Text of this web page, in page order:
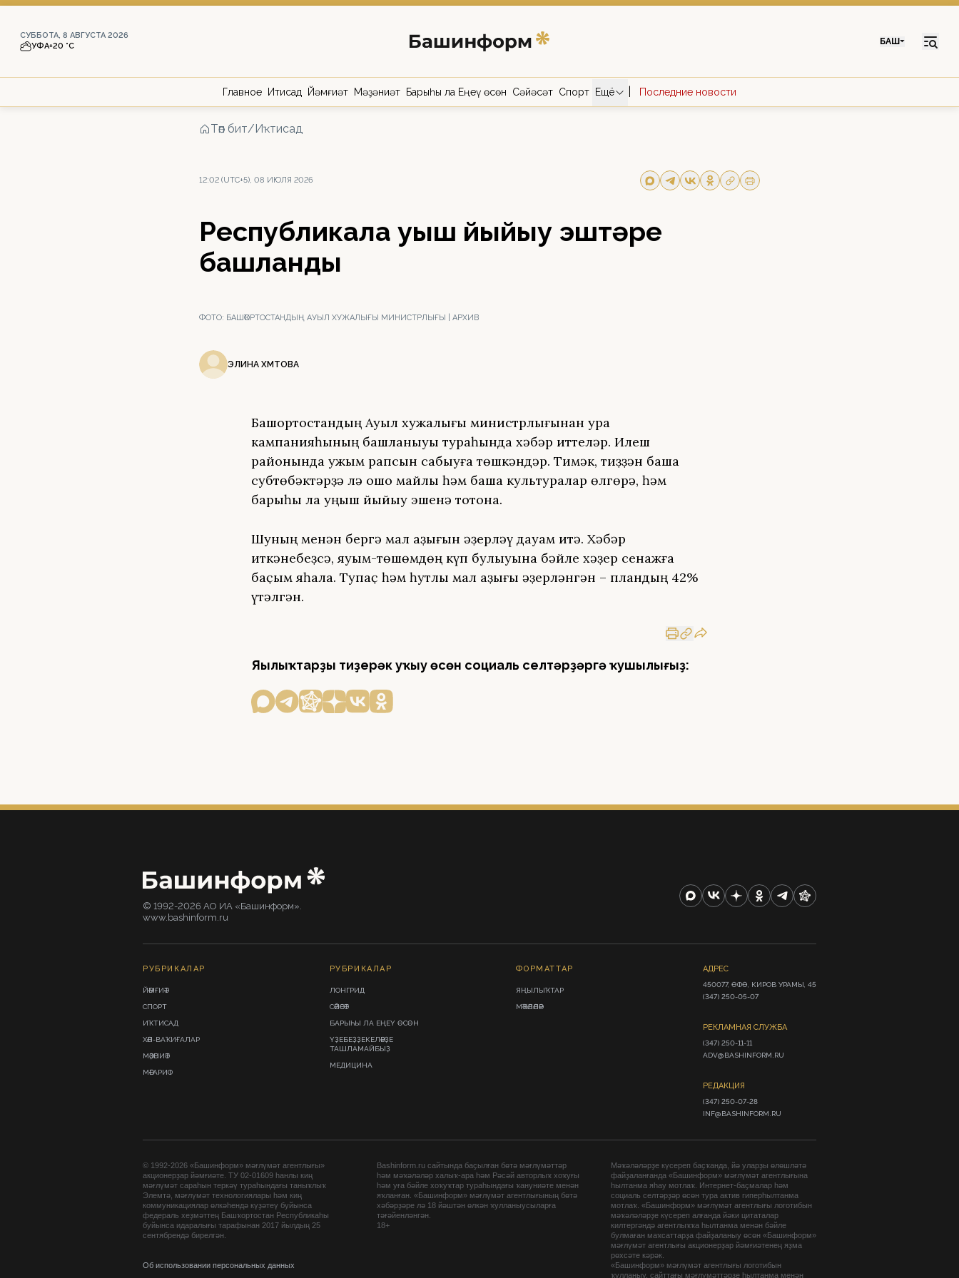
СУББОТА, 8 АВГУСТА 2026
УФА+20 °С БАШ
Главное Иҡтисад Йәмғиәт Мәҙәниәт Барыһы ла Еңеү өсөн Сәйәсәт Спорт Ещё Последние новости
Төп бит/Иҡтисад
12:02 (UTC+5), 08 ИЮЛЯ 2026
Республикала уңыш йыйыу эштәре
башланды
ФОТО: БАШҠОРТОСТАНДЫҢ АУЫЛ ХУЖАЛЫҒЫ МИНИСТРЛЫҒЫ | АРХИВ
ЭЛИНА ӘХМӘТОВА
Башҡортостандың Ауыл хужалығы министрлығынан ураҡ
кампанияһының башланыуы тураһында хәбәр иттеләр. Илеш
районында ужым рапсын сабыуға төшкәндәр. Тимәк, тиҙҙән башҡа
субтөбәктәрҙә лә ошо майлы һәм башҡа культуралар өлгөрә, һәм
барыһы ла уңыш йыйыу эшенә тотона.
Шуның менән бергә мал аҙығын әҙерләү дауам итә. Хәбәр
иткәнебеҙсә, яуым-төшөмдөң күп булыуына бәйле хәҙер сенажға
баҫым яһала. Тупаҫ һәм һутлы мал аҙығы әҙерләнгән – пландың 42%
үтәлгән.
Яңылыҡтарҙы тиҙерәк уҡыу өсөн социаль селтәрҙәргә ҡушылығыҙ:
© 1992-2026 АО ИА «Башинформ».
www.bashinform.ru
РУБРИКАЛАР
ЙӘМҒИӘТ
СПОРТ
ИҠТИСАД
ХӘЛ-ВАҠИҒАЛАР
МӘҘӘНИӘТ
МӘҒАРИФ
РУБРИКАЛАР
ЛОНГРИД
СӘЙӘСӘТ
БАРЫҺЫ ЛА ЕҢЕҮ ӨСӨН
ҮҘЕБЕҘҘЕКЕЛӘРҘЕ
ТАШЛАМАЙБЫҘ
МЕДИЦИНА
ФОРМАТТАР
ЯҢЫЛЫҠТАР
МӘҠӘЛӘЛӘР
АДРЕС
450077, ӨФӨ, КИРОВ УРАМЫ, 45
(347) 250-05-07
РЕКЛАМНАЯ СЛУЖБА
(347) 250-11-11
ADV@BASHINFORM.RU
РЕДАКЦИЯ
(347) 250-07-28
INF@BASHINFORM.RU
© 1992-2026 «Башинформ» мәғлүмәт агентлығы»
акционерҙар йәмғиәте. ТУ 02-01609 һанлы киң
мәғлүмәт сараһын теркәү тураһындағы таныҡлыҡ
Элемтә, мәғлүмәт технологиялары һәм киң
коммуникациялар өлкәһендә күҙәтеү буйынса
федераль хеҙмәттең Башҡортостан Республикаһы
буйынса идаралығы тарафынан 2017 йылдың 25
сентябрендә бирелгән.
Об использовании персональных данных
Bashinform.ru сайтында баҫылған бөтә мәғлүмәттәр
һәм мәҡәләләр халыҡ-ара һәм Рәсәй авторлыҡ хоҡуғы
һәм уға бәйле хоҡуҡтар тураһындағы ҡануниәте менән
яҡланған. «Башинформ» мәғлүмәт агентлығының бөтә
хәбәрҙәре лә 18 йәштән өлкән ҡулланыусыларға
тәғәйенләнгән.
18+
Мәҡәләләрҙе күсереп баҫҡанда, йә уларҙы өлөшләтә
файҙаланғанда «Башинформ» мәғлүмәт агентлығына
һылтанма яһау мотлаҡ. Интернет-баҫмалар һәм
социаль селтәрҙәр өсөн тура актив гиперһылтанма
мотлаҡ. «Башинформ» мәғлүмәт агентлығы логотибын
мәҡәләләрҙе күсереп алғанда йәки цитаталар
килтергәндә агентлыҡҡа һылтанма менән бәйле
булмаған маҡсаттарҙа файҙаланыу өсөн «Башинформ»
мәғлүмәт агентлығы акционерҙар йәмғиәтенең яҙма
рөхсәте кәрәк.
«Башинформ» мәғлүмәт агентлығы логотибын
ҡулланыу, сайттағы мәғлүмәттәрҙе һылтанма менән